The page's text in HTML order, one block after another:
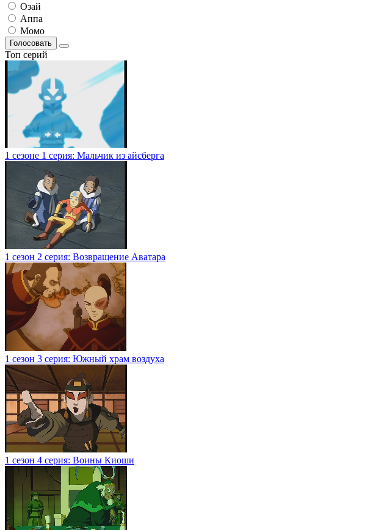
Озай
Аппа
Момо
Голосовать
Топ серий
1 сезоне 1 серия: Мальчик из айсберга
1 сезон 2 серия: Возвращение Аватара
1 сезон 3 серия: Южный храм воздуха
1 сезон 4 серия: Воины Киоши